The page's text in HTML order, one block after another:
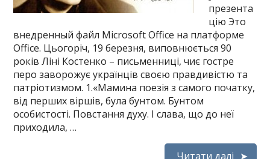
презента
цію Это
внедренный файл Microsoft Office на платформе
Office. Цьогоріч, 19 березня, виповнюється 90
років Ліні Костенко – письменниці, чиє гостре
перо заворожує українців своєю правдивістю та
патріотизмом. 1.«Мамина поезія з самого початку,
від перших віршів, була бунтом. Бунтом
особистості. Повстання духу. І слава, що до неї
приходила, …
Читати далі